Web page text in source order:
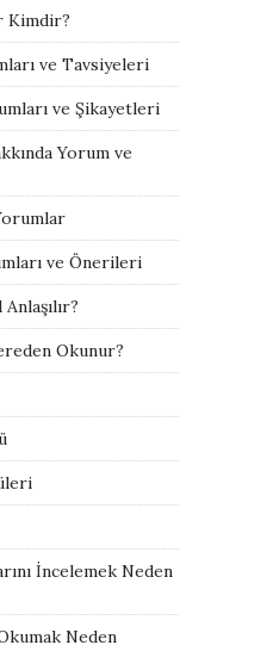
Kimdir?
ve Tavsiyeleri
ve Şikayetleri
Yorum ve
ve Önerileri
Okunur?
İncelemek Neden
Neden